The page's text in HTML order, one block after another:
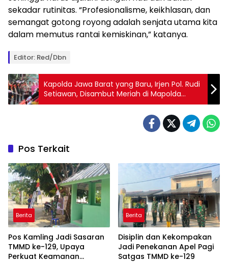
sekadar rutinitas. “Profesionalisme, keikhlasan, dan
semangat gotong royong adalah senjata utama kita
dalam memutus rantai kemiskinan,” katanya.
Editor: Red/dbn
Kapolda Jawa Barat yang Baru, Irjen Pol. Rudi
Setiawan, Disambut Meriah di Mapolda
Jabar
Pos Terkait
Berita
Pos Kamling Jadi Sasaran
TMMD ke-129, Upaya
Perkuat Keamanan
Berita
Disiplin dan Kekompakan
Jadi Penekanan Apel Pagi
Satgas TMMD ke-129